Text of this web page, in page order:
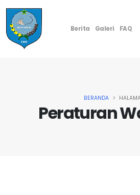
Berita Galeri FAQ
Peraturan
BERANDA